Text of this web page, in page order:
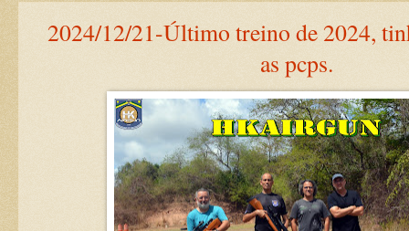
2024/12/21-Último treino de 2024,
as pcps.